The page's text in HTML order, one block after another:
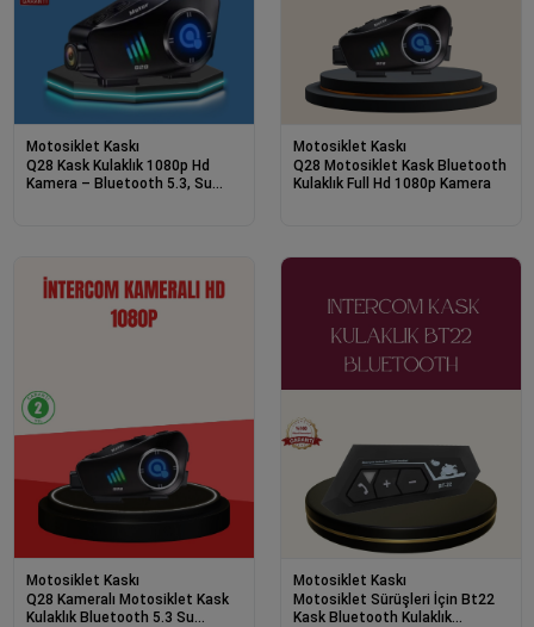
Motosiklet Kaskı
Q28 Kask Kulaklık 1080p Hd
Kamera – Bluetooth 5.3, Su
Motosiklet Kaskı
Q28 Motosiklet Kask Bluetooth
Kulaklık Full Hd 1080p Kamera
Motosiklet Kaskı
Q28 Kameralı Motosiklet Kask
Kulaklık Bluetooth 5.3 Su
Motosiklet Kaskı
Motosiklet Sürüşleri İçin Bt22
Kask Bluetooth Kulaklık